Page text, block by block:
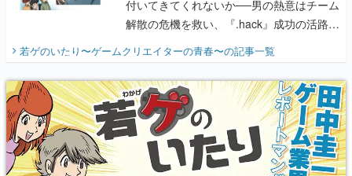
付いてきてくれないか──男の熱意はチーム
解散の危機を救い、『.hack』成功の活路を
『少年ジャンプ』色だった【若ゲのいた
り】
若ゲのいたり〜ゲームクリエイターの青春〜の記事一覧